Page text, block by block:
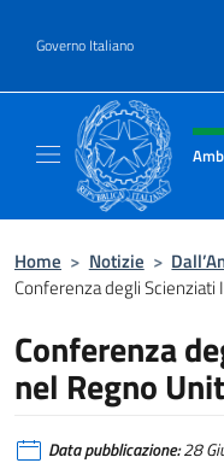
Governo Italiano
Intestazione
Home > Notizie >
Conferenza degli Scienziati
Conferenza
nel Regno
Data pubblicazione:28